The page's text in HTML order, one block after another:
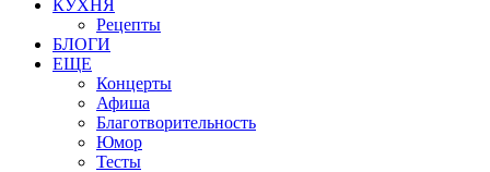
КУХНЯ
Рецепты
БЛОГИ
ЕЩЕ
Концерты
Афиша
Благотворительность
Юмор
Тесты